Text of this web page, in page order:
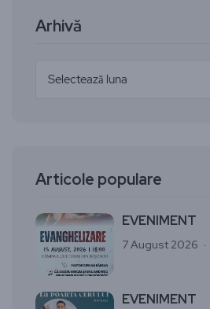
Arhivă
Articole populare
EVENIMENT
7 August 2026
EVENIMENT